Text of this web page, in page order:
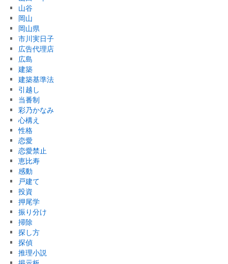
山谷
岡山
岡山県
市川実日子
広告代理店
広島
建築
建築基準法
引越し
当番制
彩乃かなみ
心構え
性格
恋愛
恋愛禁止
恵比寿
感動
戸建て
投資
押尾学
振り分け
掃除
探し方
探偵
推理小説